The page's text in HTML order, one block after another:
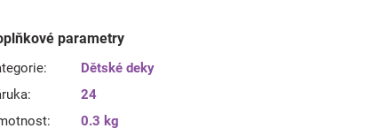
parametry
:
Dětské deky
:
24
:
0.3 kg